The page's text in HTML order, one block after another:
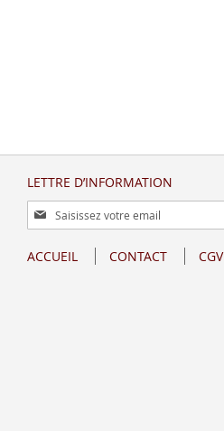
LETTRE D’INFORMATION
Inscription
à
lettre
ACCUEIL CONTACT CGV